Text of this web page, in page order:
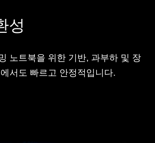
성
노트북을 위한 기반, 과부하 및 장
서도 빠르고 안정적입니다.